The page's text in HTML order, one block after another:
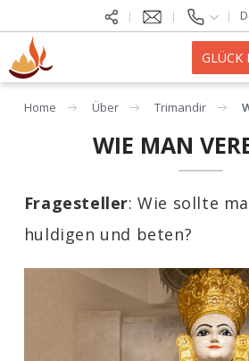
GLÜCK
Home Über Trimandir
WIE MAN
Fragesteller: Wie sollte
huldigen und beten?